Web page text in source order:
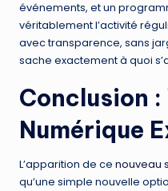
événements, et un
véritablement l’activité
avec transparence, sans
sache exactement à quoi
Conclusion :
Numérique
L’apparition de ce nouveau
qu’une simple nouvelle